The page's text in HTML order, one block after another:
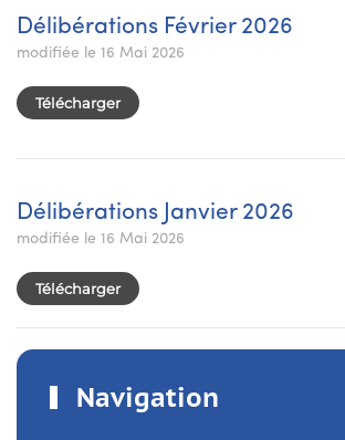
Délibérations Février 2026
modifiée le 16 Mai 2026
Télécharger
Délibérations Janvier 2026
modifiée le 16 Mai 2026
Télécharger
Navigation